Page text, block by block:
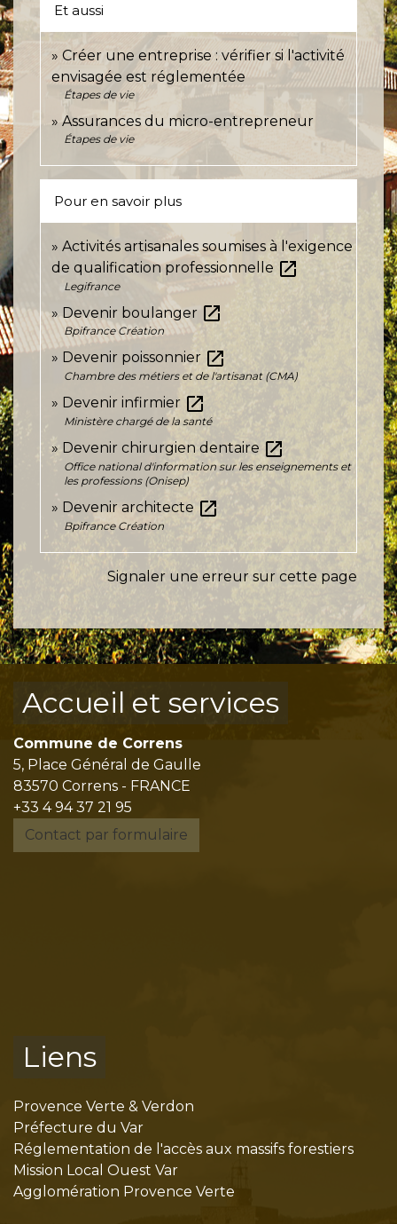
Et aussi
Créer une entreprise : vérifier si l'activité
envisagée est réglementée
Étapes de vie
Assurances du micro-entrepreneur
Étapes de vie
Pour en savoir plus
Activités artisanales soumises à l'exigence
de qualification professionnelle open_in_new
Legifrance
Devenir boulanger open_in_new
Bpifrance Création
Devenir poissonnier open_in_new
Chambre des métiers et de l'artisanat (CMA)
Devenir infirmier open_in_new
Ministère chargé de la santé
Devenir chirurgien dentaire open_in_new
Office national d'information sur les enseignements et
les professions (Onisep)
Devenir architecte open_in_new
Bpifrance Création
Signaler une erreur sur cette page
Accueil et services
Commune de Correns
5, Place Général de Gaulle
83570 Correns - FRANCE
+33 4 94 37 21 95
Contact par formulaire
Liens
Provence Verte & Verdon
Préfecture du Var
Réglementation de l'accès aux massifs forestiers
Mission Local Ouest Var
Agglomération Provence Verte